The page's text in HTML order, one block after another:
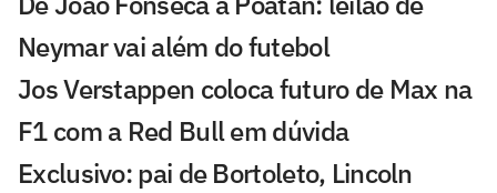
Neymar vai além do futebol
Jos Verstappen coloca futuro de Max na
F1 com a Red Bull em dúvida
Exclusivo: pai de Bortoleto, Lincoln